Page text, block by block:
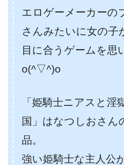
エロゲーメーカーの
さんみたいに女の子
目に合うゲームを思
o(^▽^)o
「姫騎士ニアスと淫
国」はなつしおさん
品。
強い姫騎士な主人公